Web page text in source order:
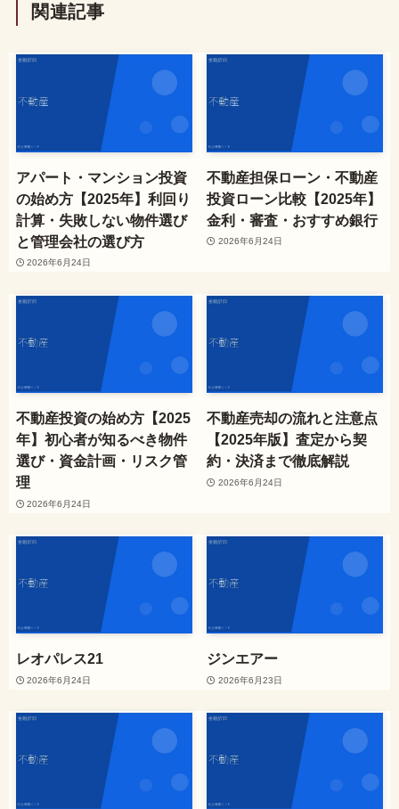
関連記事
アパート・マンション投資
の始め方【2025年】利回り
計算・失敗しない物件選び
と管理会社の選び方
2026年6月24日
不動産担保ローン・不動産
投資ローン比較【2025年】
金利・審査・おすすめ銀行
2026年6月24日
不動産投資の始め方【2025
年】初心者が知るべき物件
選び・資金計画・リスク管
理
2026年6月24日
不動産売却の流れと注意点
【2025年版】査定から契
約・決済まで徹底解説
2026年6月24日
レオパレス21
2026年6月24日
ジンエアー
2026年6月23日